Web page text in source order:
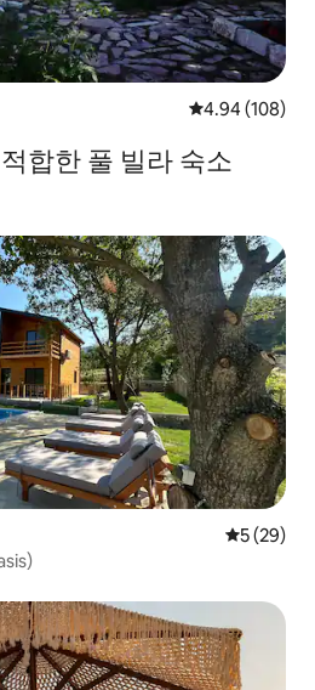
평점 4.94점(5
4.94 (108)
합한 풀 빌라 숙소
평점 5점(5
5 (29)